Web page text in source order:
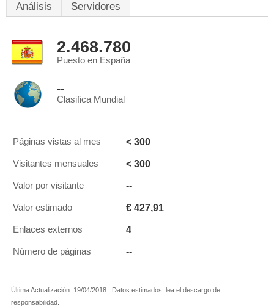
Análisis Servidores
2.468.780
Puesto en España
--
Clasifica Mundial
Páginas vistas al mes < 300
Visitantes mensuales < 300
Valor por visitante --
Valor estimado € 427,91
Enlaces externos 4
Número de páginas --
Última Actualización: 19/04/2018 . Datos estimados, lea el descargo de
responsabilidad.